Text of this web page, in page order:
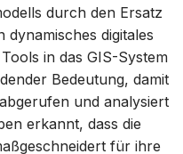
durch den Ersatz
digitales
in das GIS-System
Bedeutung, damit
und analysiert
erkannt, dass die
für ihre